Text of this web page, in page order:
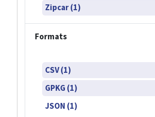
Zipcar (1)
Formats
CSV (1)
GPKG (1)
JSON (1)